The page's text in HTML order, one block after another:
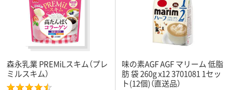
森永乳業 PREMiLスキム（プレ
ミルスキム）
味の素AGF AGF マリーム 低脂
肪 袋 260g x12 3701081 1セッ
ト(12個)（直送品）